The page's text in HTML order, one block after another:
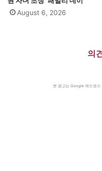
August 6, 2026
의
본 광고는 Google 애드센스